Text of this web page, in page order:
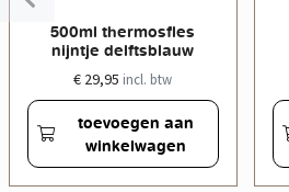
500ml thermosfles
nijntje delftsblauw
€ 29,95 incl. btw
toevoegen aan
winkelwagen